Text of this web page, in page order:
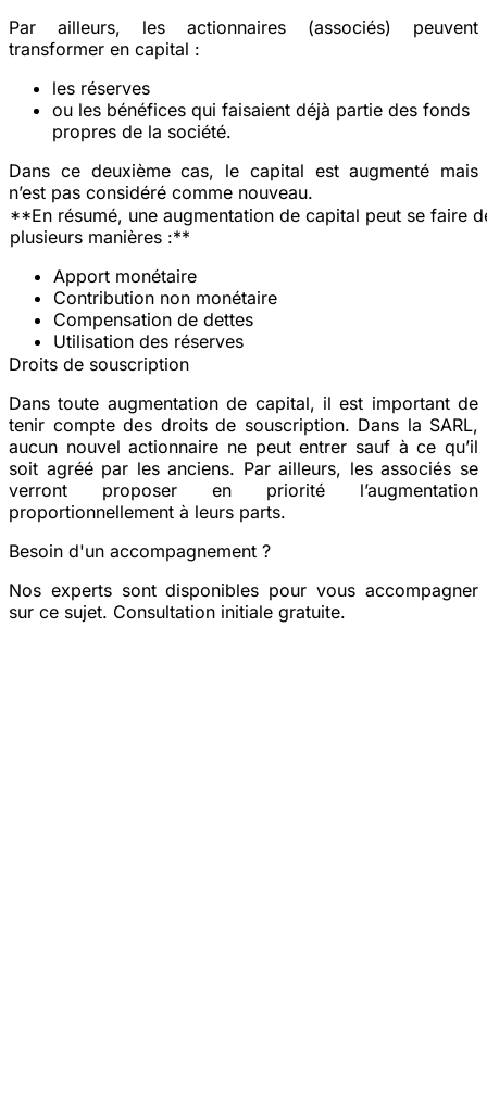
Par ailleurs, les actionnaires (associés) peuvent
transformer en capital :
les réserves
ou les bénéfices qui faisaient déjà partie des fonds
propres de la société.
Dans ce deuxième cas, le capital est augmenté mais
n’est pas considéré comme nouveau.
**En résumé, une augmentation de capital peut se faire
plusieurs manières :**
Apport monétaire
Contribution non monétaire
Compensation de dettes
Utilisation des réserves
Droits de souscription
Dans toute augmentation de capital, il est important de
tenir compte des droits de souscription. Dans la SARL,
aucun nouvel actionnaire ne peut entrer sauf à ce qu’il
soit agréé par les anciens. Par ailleurs, les associés se
verront proposer en priorité l’augmentation
proportionnellement à leurs parts.
Besoin d'un accompagnement ?
Nos experts sont disponibles pour vous accompagner
sur ce sujet. Consultation initiale gratuite.